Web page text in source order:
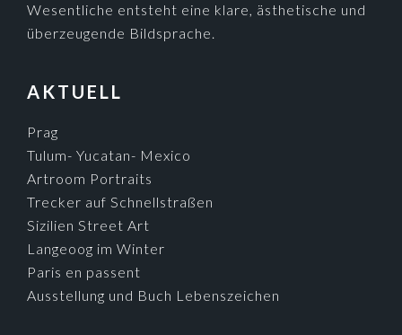
Wesentliche entsteht eine klare, ästhetische und
überzeugende Bildsprache.
AKTUELL
Prag
Tulum- Yucatan- Mexico
Artroom Portraits
Trecker auf Schnellstraßen
Sizilien Street Art
Langeoog im Winter
Paris en passent
Ausstellung und Buch Lebenszeichen